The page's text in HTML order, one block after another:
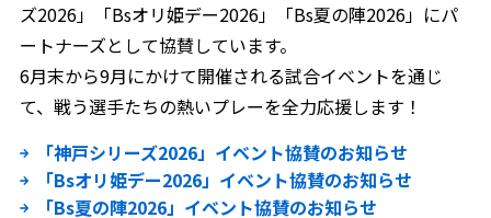
ズ2026」「Bsオリ姫デー2026」「Bs夏の陣2026」にパ
ートナーズとして協賛しています。
6月末から9月にかけて開催される試合イベントを通じ
て、戦う選手たちの熱いプレーを全力応援します！
「神戸シリーズ2026」イベント協賛のお知らせ
「Bsオリ姫デー2026」イベント協賛のお知らせ
「Bs夏の陣2026」イベント協賛のお知らせ